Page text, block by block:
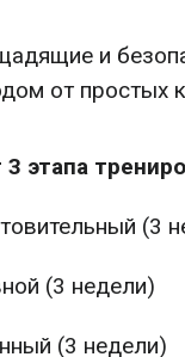
и
от простых
этапа
(3
(3 недели)
(3 недели)